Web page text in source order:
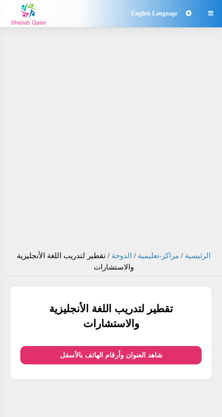

English Language
الرئيسية / مراكز-تعليمية / الدوحة /تقطير لتدريب اللغة الأنجليزية
والاستشارات
تقطير لتدريب اللغة الأنجليزية
والاستشارات
شاهد العنوان وأرقام الهاتف بالأسفل